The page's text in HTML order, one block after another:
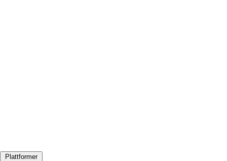
Plattformer